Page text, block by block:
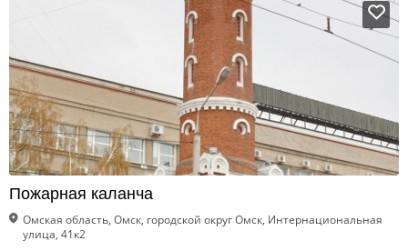
Пожарная каланча
Омская область, Омск, городской округ Омск, Интернациональная
улица, 41к2